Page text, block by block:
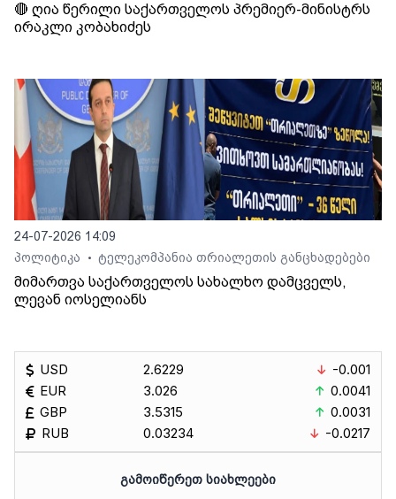
🔴 ღია წერილი საქართველოს პრემიერ-მინისტრს
ირაკლი კობახიძეს
24-07-2026 14:09
პოლიტიკა
• ტელეკომპანია თრიალეთის განცხადებები
მიმართვა საქართველოს სახალხო დამცველს,
ლევან იოსელიანს
USD
EUR
GBP
RUB
2.6229
3.026
3.5315
0.03234
-0.001
0.0041
0.0031
-0.0217
ᲒᲐᲛᲝᲘᲬᲔᲠᲔᲗ ᲡᲘᲐᲮᲚᲔᲔᲑᲘ